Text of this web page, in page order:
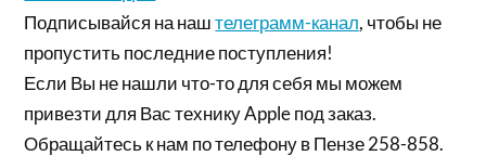
Подписывайся на наштелеграмм-канал, чтобы не
пропустить последние поступления!
Если Вы не нашли что-то для себя мы можем
привезти для Вас технику Apple под заказ.
Обращайтесь к нам по телефону в Пензе 258-858.